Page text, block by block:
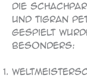
Die
und Tigran
gespielt
besonders: